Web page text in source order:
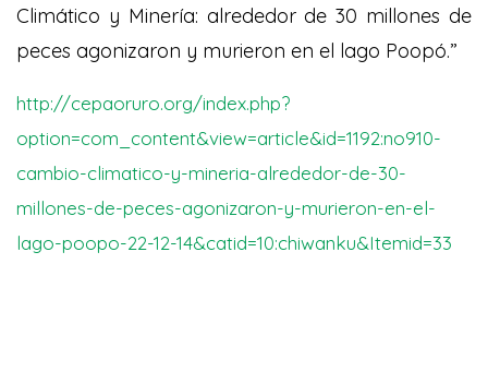
Climático y Minería: alrededor de 30 millones de
peces agonizaron y murieron en el lago Poopó.”
http://cepaoruro.org/index.php?
option=com_content&view=article&id=1192:no910-
cambio-climatico-y-mineria-alrededor-de-30-
millones-de-peces-agonizaron-y-murieron-en-el-
lago-poopo-22-12-14&catid=10:chiwanku&Itemid=33